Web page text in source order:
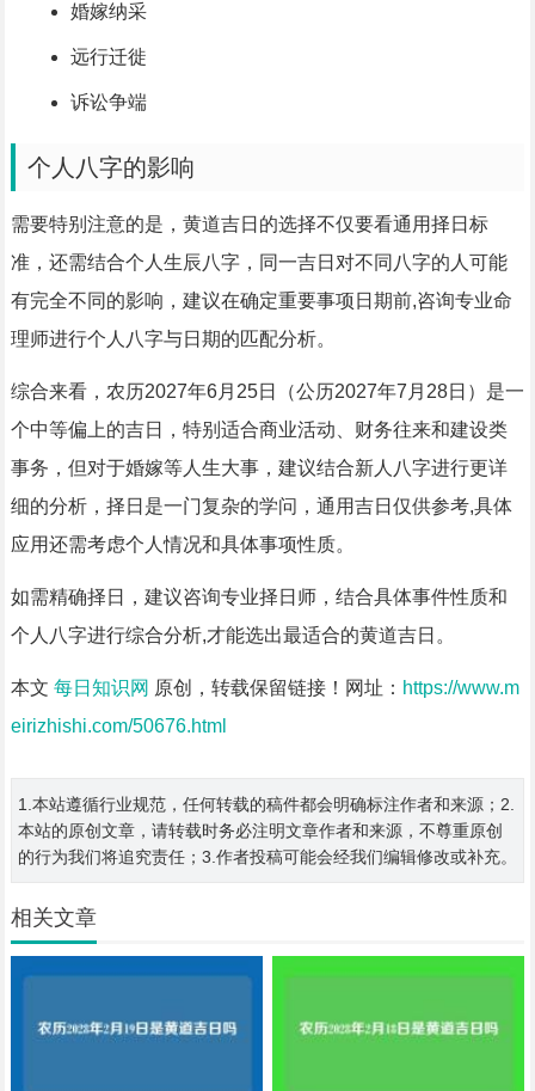
婚嫁纳采
远行迁徙
诉讼争端
个人八字的影响
需要特别注意的是，黄道吉日的选择不仅要看通用择日标
准，还需结合个人生辰八字，同一吉日对不同八字的人可能
有完全不同的影响，建议在确定重要事项日期前,咨询专业命
理师进行个人八字与日期的匹配分析。
综合来看，农历2027年6月25日（公历2027年7月28日）是一
个中等偏上的吉日，特别适合商业活动、财务往来和建设类
事务，但对于婚嫁等人生大事，建议结合新人八字进行更详
细的分析，择日是一门复杂的学问，通用吉日仅供参考,具体
应用还需考虑个人情况和具体事项性质。
如需精确择日，建议咨询专业择日师，结合具体事件性质和
个人八字进行综合分析,才能选出最适合的黄道吉日。
本文 每日知识网 原创，转载保留链接！网址： https://www.m
eirizhishi.com/50676.html
1.本站遵循行业规范，任何转载的稿件都会明确标注作者和来源；2.
本站的原创文章，请转载时务必注明文章作者和来源，不尊重原创
的行为我们将追究责任；3.作者投稿可能会经我们编辑修改或补充。
相关文章